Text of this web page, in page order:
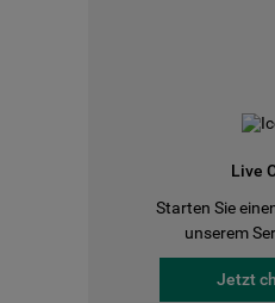
Live
Starten Sie
unserem
Jetzt